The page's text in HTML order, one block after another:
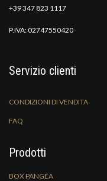
+39 347 823 1117
P.IVA: 02747550420
Servizio clienti
CONDIZIONI DI VENDITA
FAQ
Prodotti
BOX PANGEA